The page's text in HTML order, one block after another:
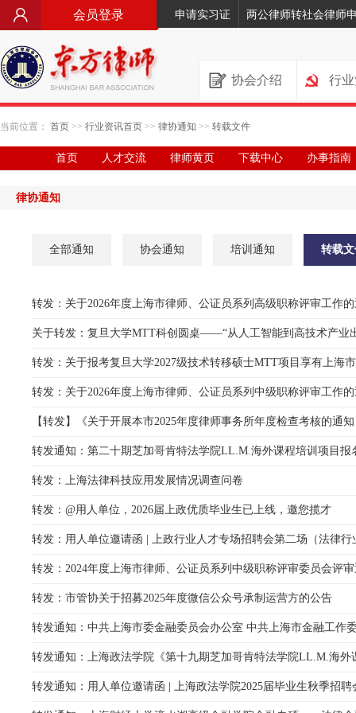
会员登录 申请实习证 两公律师转社会律师
协会介绍 行
当前位置： 首页 >> 行业资讯首页 >> 律协通知 >> 转载文件
首页 人才交流 律师黄页 下载中心 办事指南
律协通知
全部通知 协会通知 培训通知 转载
转发：关于2026年度上海市律师、公证员系列高级职称评审工作
关于转发：复旦大学MTT科创圆桌——“从人工智能到高技术产业
转发：关于报考复旦大学2027级技术转移硕士MTT项目享有上海
转发：关于2026年度上海市律师、公证员系列中级职称评审工作
【转发】《关于开展本市2025年度律师事务所年度检查考核的通
转发通知：第二十期芝加哥肯特法学院LL.M.海外课程培训项目报
转发：上海法律科技应用发展情况调查问卷
转发：@用人单位，2026届上政优质毕业生已上线，邀您揽才
转发：用人单位邀请函 | 上政行业人才专场招聘会第二场（法律行
转发：2024年度上海市律师、公证员系列中级职称评审委员会评
转发：市管协关于招募2025年度微信公众号承制运营方的公告
转发通知：中共上海市委金融委员会办公室 中共上海市金融工作
转发通知：上海政法学院《第十九期芝加哥肯特法学院LL.M.海外
转发通知：用人单位邀请函 | 上海政法学院2025届毕业生秋季招聘